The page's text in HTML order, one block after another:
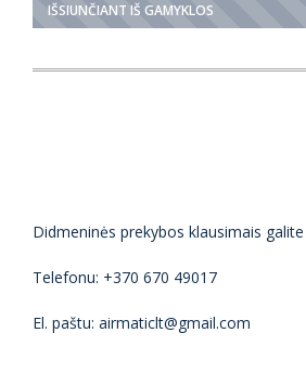
IŠSIUNČIANT IŠ GAMYKLOS
Didmeninės prekybos klausimais
Telefonu: +370 670 49017
El. paštu: airmaticlt@gmail.com